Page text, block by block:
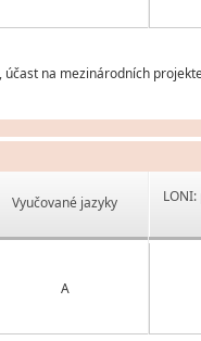
na mezinárodních
Vyučované jazyky
A